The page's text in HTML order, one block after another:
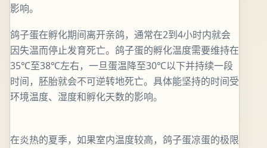
影响。
鸽子蛋在孵化期间离开亲鸽，通常在2到4小时内就会
因失温而停止发育死亡。鸽子蛋的孵化温度需要维持在
35℃至38℃左右，一旦蛋温降至30℃以下并持续一段
时间，胚胎就会不可逆转地死亡。具体能坚持的时间受
环境温度、湿度和孵化天数的影响。
在炎热的夏季，如果室内温度较高，鸽子蛋凉蛋的极限